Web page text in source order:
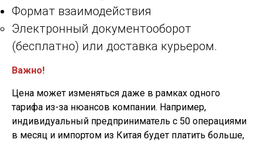
Формат взаимодействия
Электронный документооборот
(бесплатно) или доставка курьером.
Важно!
Цена может изменяться даже в рамках одного
тарифа из-за нюансов компании. Например,
индивидуальный предприниматель с 50 операциями
в месяц и импортом из Китая будет платить больше,